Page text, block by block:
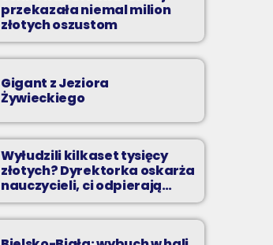
przekazała niemal milion
złotych oszustom
Gigant z Jeziora
Żywieckiego
Wyłudzili kilkaset tysięcy
złotych? Dyrektorka oskarża
nauczycieli, ci odpierają
zarzuty